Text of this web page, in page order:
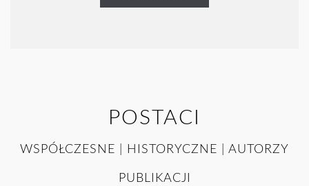
POSTACI
WSPÓŁCZESNE | HISTORYCZNE | AUTORZY
PUBLIKACJI